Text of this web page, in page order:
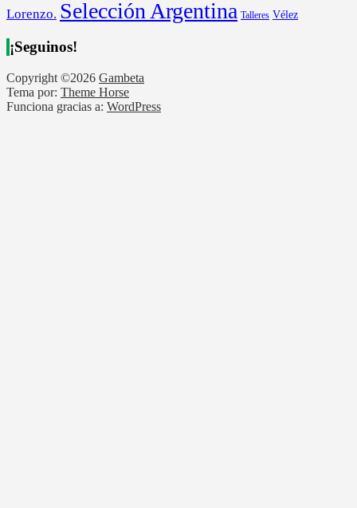
Lorenzo. Selección Argentina Talleres Vélez
¡Seguinos!
Copyright ©2026 Gambeta
Tema por: Theme Horse
Funciona gracias a: WordPress